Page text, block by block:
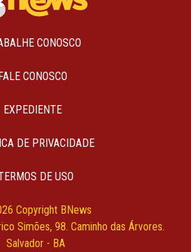
CONOSCO
CONOSCO
EXPEDIENTE
DE PRIVACIDADE
DE USO
Copyright BNews
Simões, 98. Caminho das Árvores.
Salvador - BA